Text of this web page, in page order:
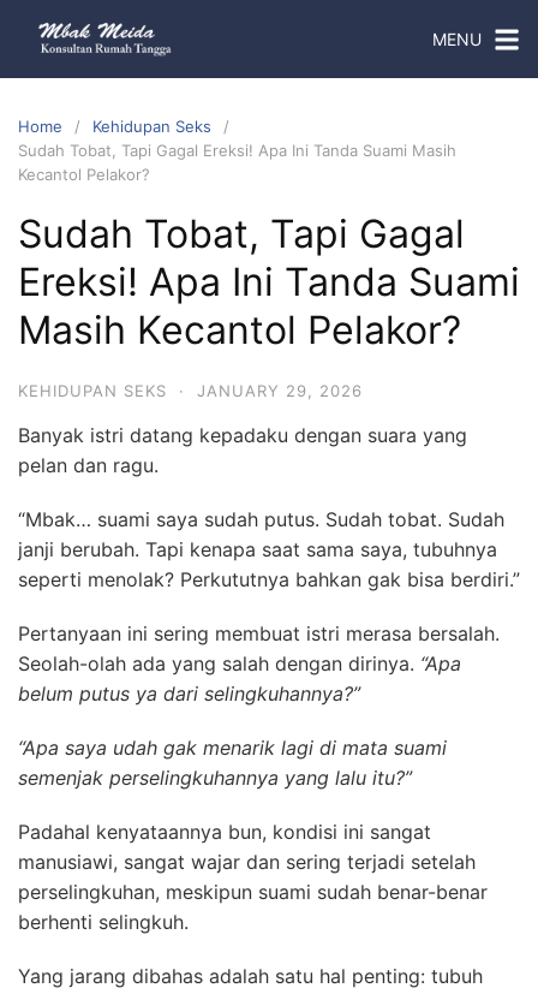
MENU
Home
Kehidupan Seks
Sudah Tobat, Tapi Gagal Ereksi! Apa Ini Tanda Suami Masih
Kecantol Pelakor?
Sudah Tobat, Tapi Gagal
Ereksi! Apa Ini Tanda Suami
Masih Kecantol Pelakor?
KEHIDUPAN SEKS · JANUARY 29, 2026
Banyak istri datang kepadaku dengan suara yang
pelan dan ragu.
“Mbak… suami saya sudah putus. Sudah tobat. Sudah
janji berubah. Tapi kenapa saat sama saya, tubuhnya
seperti menolak? Perkututnya bahkan gak bisa berdiri.”
Pertanyaan ini sering membuat istri merasa bersalah.
Seolah-olah ada yang salah dengan dirinya. “Apa
belum putus ya dari selingkuhannya?”
“Apa saya udah gak menarik lagi di mata suami
semenjak perselingkuhannya yang lalu itu?”
Padahal kenyataannya bun, kondisi ini sangat
manusiawi, sangat wajar dan sering terjadi setelah
perselingkuhan, meskipun suami sudah benar-benar
berhenti selingkuh.
Yang jarang dibahas adalah satu hal penting: tubuh